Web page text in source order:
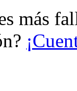
más